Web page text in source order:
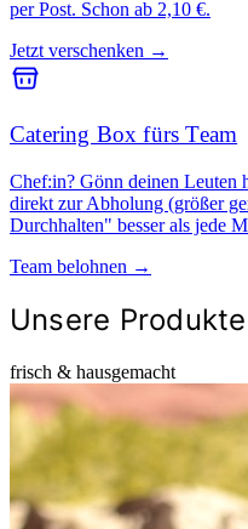
per Post. Schon ab 2,10 €.
Jetzt verschenken →
Catering Box fürs Team
Chef:in? Gönn deinen Leuten
direkt zur Abholung (größer
Durchhalten" besser als jede
Team belohnen →
Unsere Produkte
frisch & hausgemacht